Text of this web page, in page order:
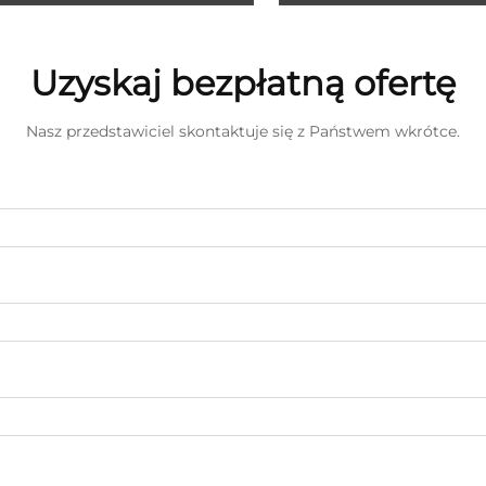
Uzyskaj bezpłatną ofertę
Nasz przedstawiciel skontaktuje się z Państwem wkrótce.